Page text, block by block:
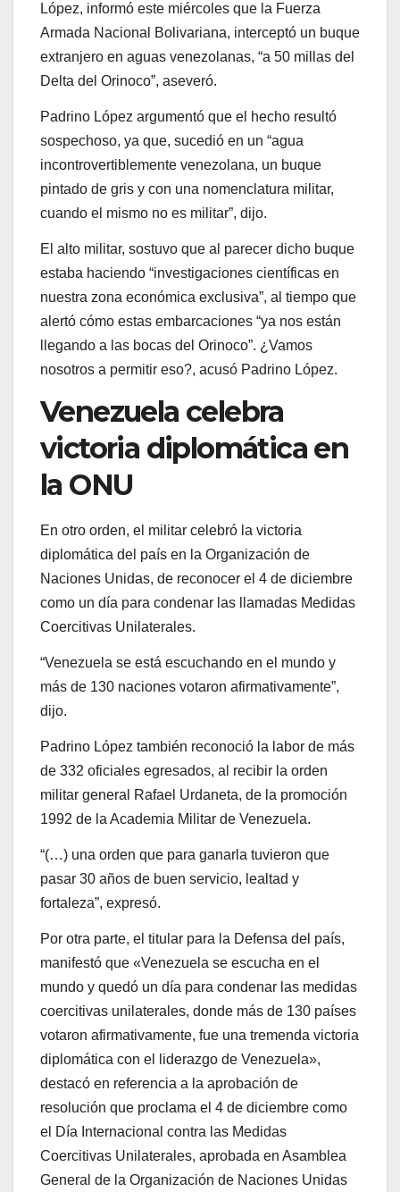
López, informó este miércoles que la Fuerza
Armada Nacional Bolivariana, interceptó un buque
extranjero en aguas venezolanas, “a 50 millas del
Delta del Orinoco”, aseveró.
Padrino López argumentó que el hecho resultó
sospechoso, ya que, sucedió en un “agua
incontrovertiblemente venezolana, un buque
pintado de gris y con una nomenclatura militar,
cuando el mismo no es militar”, dijo.
El alto militar, sostuvo que al parecer dicho buque
estaba haciendo “investigaciones científicas en
nuestra zona económica exclusiva”, al tiempo que
alertó cómo estas embarcaciones “ya nos están
llegando a las bocas del Orinoco”. ¿Vamos
nosotros a permitir eso?, acusó Padrino López.
Venezuela celebra
victoria diplomática en
la ONU
En otro orden, el militar celebró la victoria
diplomática del país en la Organización de
Naciones Unidas, de reconocer el 4 de diciembre
como un día para condenar las llamadas Medidas
Coercitivas Unilaterales.
“Venezuela se está escuchando en el mundo y
más de 130 naciones votaron afirmativamente”,
dijo.
Padrino López también reconoció la labor de más
de 332 oficiales egresados, al recibir la orden
militar general Rafael Urdaneta, de la promoción
1992 de la Academia Militar de Venezuela.
“(…) una orden que para ganarla tuvieron que
pasar 30 años de buen servicio, lealtad y
fortaleza”, expresó.
Por otra parte, el titular para la Defensa del país,
manifestó que «Venezuela se escucha en el
mundo y quedó un día para condenar las medidas
coercitivas unilaterales, donde más de 130 países
votaron afirmativamente, fue una tremenda victoria
diplomática con el liderazgo de Venezuela»,
destacó en referencia a la aprobación de
resolución que proclama el 4 de diciembre como
el Día Internacional contra las Medidas
Coercitivas Unilaterales, aprobada en Asamblea
General de la Organización de Naciones Unidas